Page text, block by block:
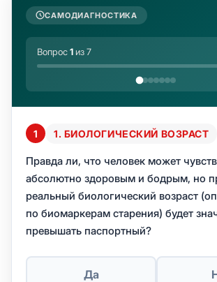
САМОДИАГНОСТИКА
Вопрос1 из 7
1 1. БИОЛОГИЧЕСКИЙ ВОЗРАСТ
Правда ли, что человек может
абсолютно здоровым и бодрым, но
реальный биологический возраст
по биомаркерам старения) будет
превышать паспортный?
Да